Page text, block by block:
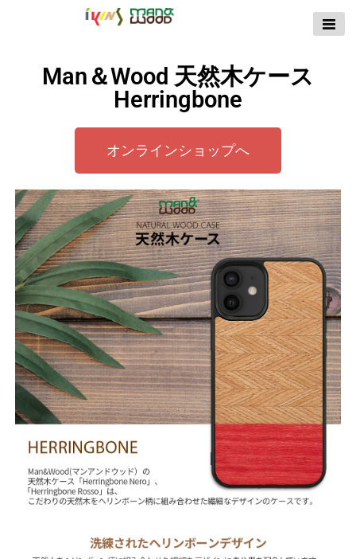
【公式サイト】
ikins天然貝ケース
｜Man&Wood天然
木ケース
Man＆Wood 天然木ケース
Herringbone
オンラインショップへ